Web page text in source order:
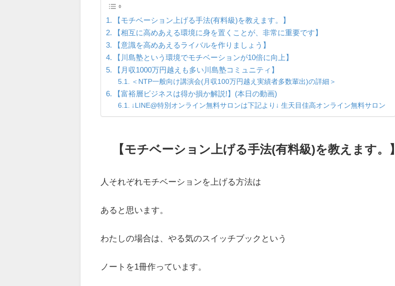
【モチベーション上げる手法(有料級)を教えます。】
【相互に高めあえる環境に身を置くことが、非常に重要です】
【意識を高めあえるライバルを作りましょう】
【川島塾という環境でモチベーションが10倍に向上】
【月収1000万円越えも多い川島塾コミュニティ】
＜NTP一般向け講演会(月収100万円越え実績者多数輩出)の詳細＞
【富裕層ビジネスは得か損か解説!】(本日の動画)
↓LINE@特別オンライン無料サロンは下記より↓ 生天目佳高オンライン無料サロン
【モチベーション上げる手法(有料級)を教えます。】
人それぞれモチベーションを上げる方法は
あると思います。
わたしの場合は、やる気のスイッチブックという
ノートを1冊作っています。